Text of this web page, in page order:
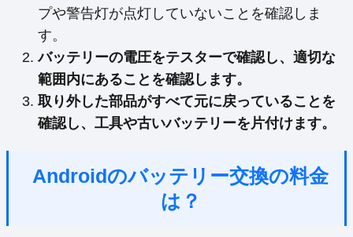
プや警告灯が点灯していないことを確認しま
す。
バッテリーの電圧をテスターで確認し、適切な
範囲内にあることを確認します。
取り外した部品がすべて元に戻っていることを
確認し、工具や古いバッテリーを片付けます。
Androidのバッテリー交換の料金
は？